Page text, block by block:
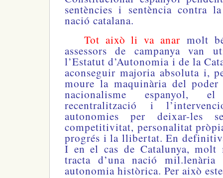
sentències i sentència contra
nació catalana.
Tot això li va anarmolt
assessors de campanya van
l’Estatut d’Autonomia i de la
aconseguir majoria absoluta i,
moure la maquinària del
nacionalisme espanyol,
recentralització i
autonomies per deixar-les
competitivitat, personalitat
progrés i la llibertat. En
I en el cas de Catalunya, molt
tracta d’una nació
autonomia històrica. Per això